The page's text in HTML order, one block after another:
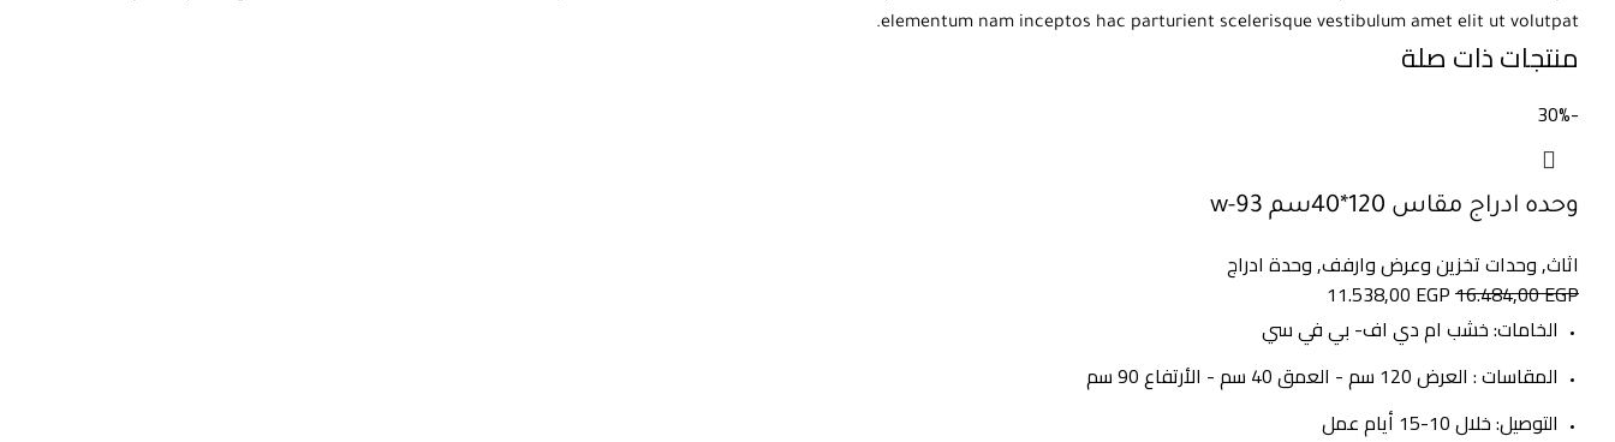
elementum nam inceptos hac parturient scelerisque vestibulum amet elit ut volutpat.
منتجات ذات صلة
-30%
وحده ادراج مقاس 120*40سم w-93
اثاث,وحدات تخزين وعرض وارفف,وحدة ادراج
16.484,00EGP
11.538,00 EGP
الخامات: خشب ام دي اف- بي في سي
المقاسات : العرض 120 سم - العمق 40 سم - الأرتفاع 90 سم
التوصيل: خلال 10-15 أيام عمل